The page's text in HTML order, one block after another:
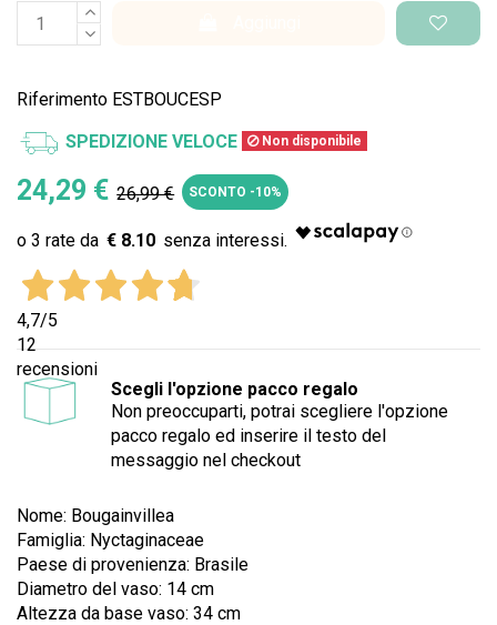
Riferimento ESTBOUCESP
SPEDIZIONE VELOCE Non disponibile
24,29 € 26,99 € SCONTO -10%
€ 8.10
4,7/5
12
recensioni
Scegli l'opzione pacco regalo
Non preoccuparti, potrai scegliere l'opzione
pacco regalo ed inserire il testo del
messaggio nel checkout
Nome: Bougainvillea
Famiglia: Nyctaginaceae
Paese di provenienza: Brasile
Diametro del vaso: 14 cm
Altezza da base vaso: 34 cm